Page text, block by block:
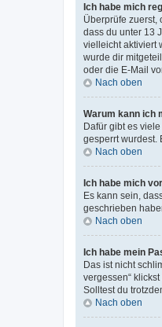
Ich habe mich
Überprüfe zuerst,
dass du unter 13
vielleicht aktiviert
wurde dir
oder die E-Mail
Nach oben
Warum kann ich
Dafür gibt es
gesperrt wurdest.
Nach oben
Ich habe mich
Es kann sein,
geschrieben
Nach oben
Ich habe mein
Das ist nicht
vergessen“
Solltest du
Nach oben